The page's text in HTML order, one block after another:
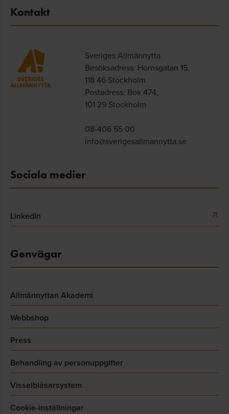
Kontakt
Sveriges Allmännytta
Besöksadress: Hornsgatan 15,
118 46 Stockholm
Postadress: Box 474,
101 29 Stockholm
08-406 55 00
info@sverigesallmannytta.se
Sociala medier
LinkedIn
Genvägar
Allmännyttan Akademi
Webbshop
Press
Behandling av personuppgifter
Visselblåsarsystem
Cookie-inställningar